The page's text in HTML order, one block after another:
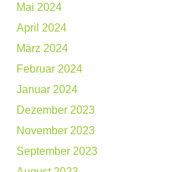
Mai 2024
April 2024
März 2024
Februar 2024
Januar 2024
Dezember 2023
November 2023
September 2023